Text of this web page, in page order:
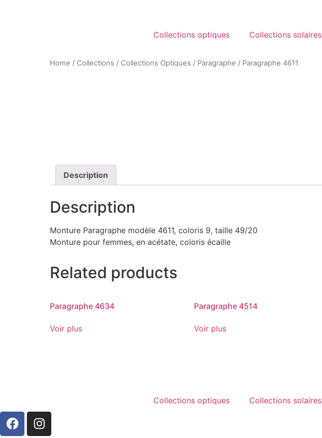
Collections optiques Collections solaires
Home / Collections / Collections Optiques / Paragraphe / Paragraphe 4611
Description
Description
Monture Paragraphe modèle 4611, coloris 9, taille 49/20
Monture pour femmes, en acétate, coloris écaille
Related products
Paragraphe 4634
Voir plus
Paragraphe 4514
Voir plus
Collections optiques Collections solaires